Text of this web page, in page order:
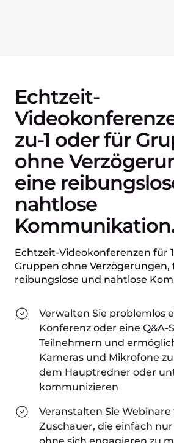
Echtzeit-
zu-1 oder für
ohne
eine
nahtlose
Echtzeit-Videokonferenzen für
Gruppen ohne Verzögerungen,
reibungslose und nahtlose
Verwalten Sie problemlos
Konferenz oder eine Q&A-
Teilnehmern und
Kameras und Mikrofone
dem Hauptredner oder
kommunizieren
Veranstalten Sie Webinare
Zuschauer, die einfach